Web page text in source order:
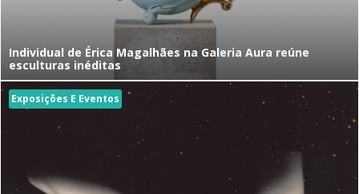
Individual de Érica Magalhães na Galeria Aura reúne
esculturas inéditas
Exposições E Eventos